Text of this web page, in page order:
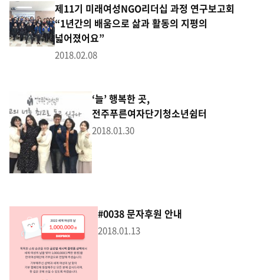
제11기 미래여성NGO리더십 과정 연구보고회
“1년간의 배움으로 삶과 활동의 지평의
넓어졌어요”
2018.02.08
‘늘’ 행복한 곳,
전주푸른여자단기청소년쉼터
2018.01.30
#0038 문자후원 안내
2018.01.13